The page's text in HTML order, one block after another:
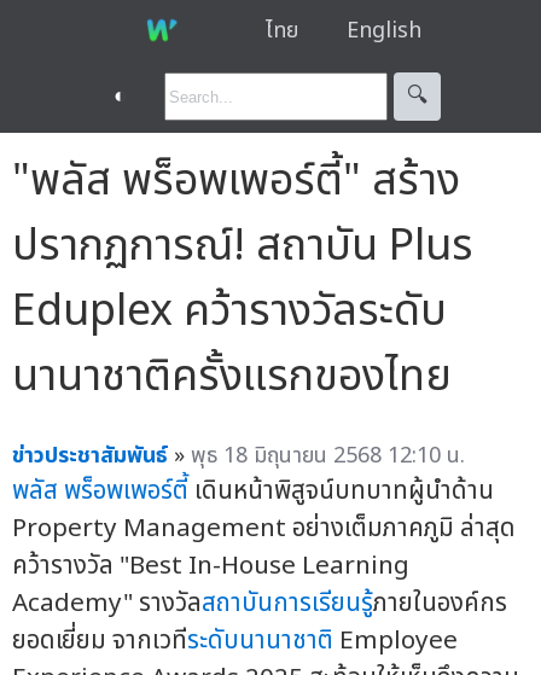
ไทย English
◐ 🔍︎
"พลัส พร็อพเพอร์ตี้" สร้าง
ปรากฏการณ์! สถาบัน Plus
Eduplex คว้ารางวัลระดับ
นานาชาติครั้งแรกของไทย
ข่าวประชาสัมพันธ์ »พุธ 18 มิถุนายน 2568 12:10 น.
พลัส พร็อพเพอร์ตี้ เดินหน้าพิสูจน์บทบาทผู้นำด้าน
Property Management อย่างเต็มภาคภูมิ ล่าสุด
คว้ารางวัล "Best In-House Learning
Academy" รางวัลสถาบันการเรียนรู้ภายในองค์กร
ยอดเยี่ยม จากเวทีระดับนานาชาติ Employee